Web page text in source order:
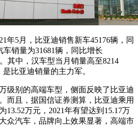
年5月，比亚迪销售新车45176辆，同
车销量为31681辆，同比增长
其中，汉车型当月销量高至8214
比亚迪销量的主力军。
级别的高端车型，侧面反映了比亚迪
而且，据国信证券测算，比亚迪乘用
13.52万元，2021年有望达到15.17万
众汽车，品牌向上效果显著，高端市